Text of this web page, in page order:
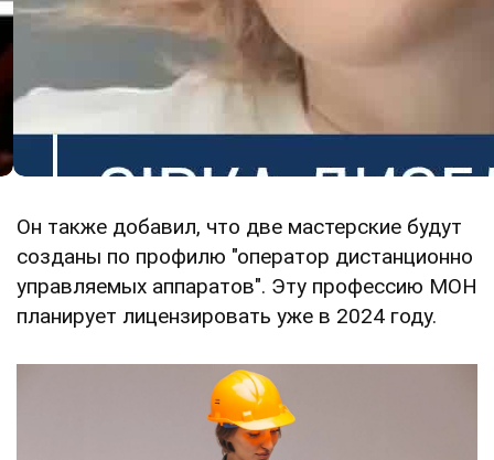
Он также добавил, что две мастерские будут
созданы по профилю "оператор дистанционно
управляемых аппаратов". Эту профессию МОН
планирует лицензировать уже в 2024 году.